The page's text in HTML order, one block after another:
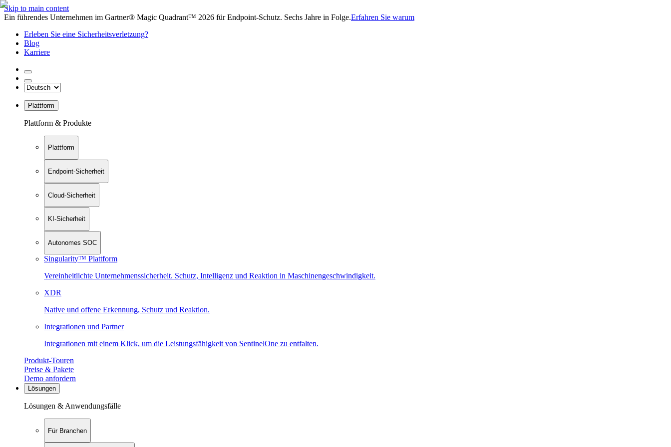
Skip to main content
Ein führendes Unternehmen im Gartner® Magic Quadrant™ 2026 für Endpoint-Schutz. Sechs Jahre in Folge.Erfahren Sie warum
Erleben Sie eine Sicherheitsverletzung?
Blog
Karriere
Plattform
Plattform & Produkte
Plattform
Endpoint-Sicherheit
Cloud-Sicherheit
KI-Sicherheit
Autonomes SOC
Singularity™ Plattform
Vereinheitlichte Unternehmenssicherheit. Schutz, Intelligenz und Reaktion in Maschinen­geschwindigkeit.
XDR
Native und offene Erkennung, Schutz und Reaktion.
Integrationen und Partner
Integrationen mit einem Klick, um die Leistungsfähigkeit von SentinelOne zu entfalten.
Produkt-Touren
Preise & Pakete
Demo anfordern
Lösungen
Lösungen & Anwendungsfälle
Für Branchen